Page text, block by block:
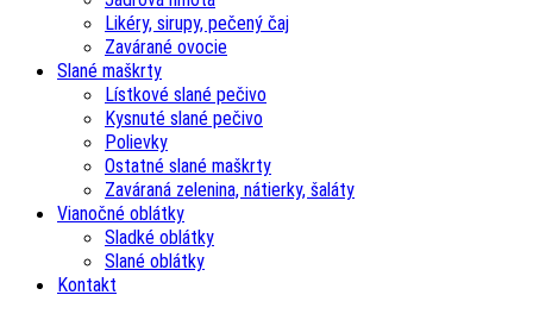
Likéry, sirupy, pečený čaj
Zavárané ovocie
Slané maškrty
Lístkové slané pečivo
Kysnuté slané pečivo
Polievky
Ostatné slané maškrty
Zaváraná zelenina, nátierky, šaláty
Vianočné oblátky
Sladké oblátky
Slané oblátky
Kontakt